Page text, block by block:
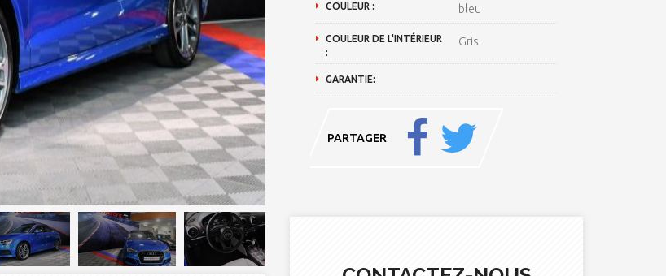
COULEUR : bleu
COULEUR DE L'INTÉRIEUR
:
Gris
GARANTIE:
PARTAGER